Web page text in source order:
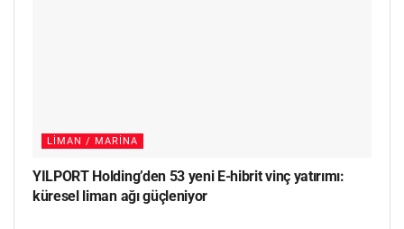
LIMAN / MARINA
YILPORT Holding’den 53 yeni E-hibrit vinç yatırımı:
küresel liman ağı güçleniyor